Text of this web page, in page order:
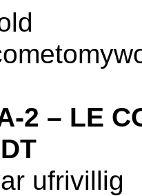
2 – LE
ufrivillig